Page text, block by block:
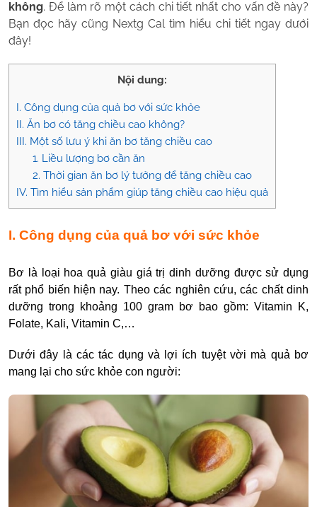
không. Để làm rõ một cách chi tiết nhất cho vấn đề này?
Bạn đọc hãy cũng Nextg Cal tìm hiểu chi tiết ngay dưới
đây!
Nội dung:
I. Công dụng của quả bơ với sức khỏe
II. Ăn bơ có tăng chiều cao không?
III. Một số lưu ý khi ăn bơ tăng chiều cao
1. Liều lượng bơ cần ăn
2. Thời gian ăn bơ lý tưởng để tăng chiều cao
IV. Tìm hiểu sản phẩm giúp tăng chiều cao hiệu quả
I. Công dụng của quả bơ với sức khỏe
Bơ là loại hoa quả giàu giá trị dinh dưỡng được sử dụng
rất phổ biến hiện nay. Theo các nghiên cứu, các chất dinh
dưỡng trong khoảng 100 gram bơ bao gồm: Vitamin K,
Folate, Kali, Vitamin C,…
Dưới đây là các tác dụng và lợi ích tuyệt vời mà quả bơ
mang lại cho sức khỏe con người: